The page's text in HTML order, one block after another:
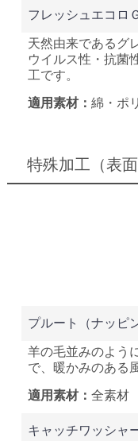
フレッシュエコロ
天然由来であるグ
ウイルス性・抗菌
工です。
綿・ポ
特殊加工（表
プルート（ナッピ
羊の毛並みのよう
で、暖かみのある
全素材
キャッチワッシャ